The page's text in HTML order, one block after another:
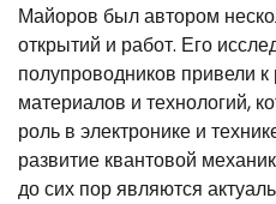
Майоров был автором
открытий и работ. Его
полупроводников привели
материалов и технологий,
роль в электронике и
развитие квантовой
до сих пор являются